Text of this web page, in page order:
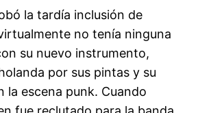
la tardía inclusión de
no tenía ninguna
su nuevo instrumento,
por sus pintas y su
la escena punk. Cuando